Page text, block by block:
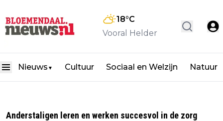
18°C
Vooral Helder
Nieuws ▼ Cultuur Sociaal en Welzijn Natuur
Anderstaligen leren en werken succesvol in de zorg